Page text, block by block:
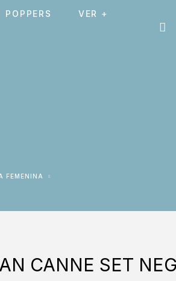
POPPERS VER +
FEMENINA
CANNE SET